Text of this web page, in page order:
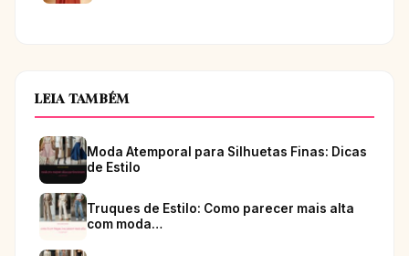
LEIA TAMBÉM
Moda Atemporal para Silhuetas Finas: Dicas
de Estilo
Truques de Estilo: Como parecer mais alta
com moda…